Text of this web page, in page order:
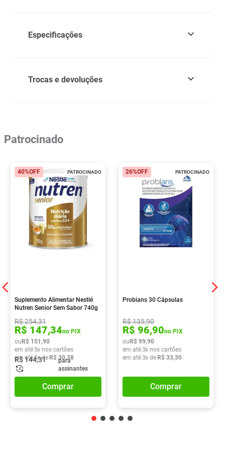
Especificações
Trocas e devoluções
Patrocinado
PATROCINADO
40%OFF
Suplemento Alimentar Nestlé
Nutren Senior Sem Sabor 740g
R$254,31
R$ 147,34no PIX
ou R$ 151 ,90
em até 5x nos cartões
em até5x de R$ 30,38
R$144,31
para
assinantes
Comprar
PATROCINADO
26%OFF
Probians 30 Cápsulas
R$135,90
R$ 96,90no PIX
ou R$ 99,90
em até3x nos cartões
em até3x de R$ 33,30
Comprar